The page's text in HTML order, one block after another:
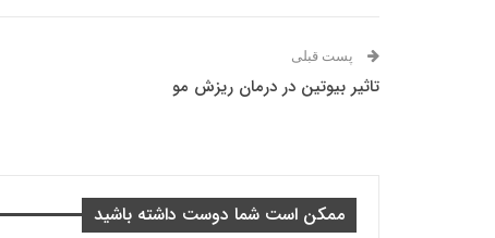
پست قبلی
تاثیر بیوتین در درمان ریزش مو
ممکن است شما دوست داشته باشید